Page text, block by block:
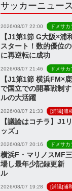
サッカーニュース
2026/08/07 22:00 ドメサ
【J1第1節 G大阪×浦
スタート！数的優位
に再逆転に成功
2026/08/07 21:46 ドメサ
【J1第1節 横浜FM×
で国立での開幕戦制
ルの大活躍
2026/08/07 21:33 [浦議]浦
【議論はコチラ】J1
ッズ」
2026/08/07 20:16 ドメサ
横浜F・マリノスMF
場し最年少記録更新
ル
2026/08/07 19:28 [浦議]浦